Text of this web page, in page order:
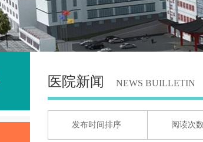
医院新闻 NEWS BUILLETIN
发布时间排序 阅读次